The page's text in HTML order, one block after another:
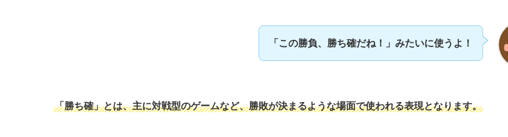
「この勝負、勝ち確だね！」みたいに使うよ！
「勝ち確」とは、主に対戦型のゲームなど、勝敗が決まるような場面で使われる表現となります。